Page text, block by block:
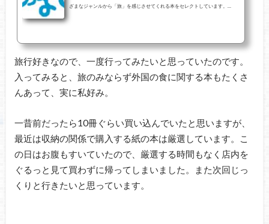
ざまなジャンルから「旅」を感じさせてくれる本をセレクトしています。
旅行好きなので、一度行ってみたいと思っていたのです。
入ってみると、旅のみならず外国の食に関する本もたくさ
んあって、実に私好み。
一昔前だったら10冊ぐらい買い込んでいたと思いますが、
最近は収納の関係で購入する紙の本は厳選しています。こ
の日はお腹もすいていたので、厳選する時間もなく店内を
ぐるっと見て買わずに帰ってしまいました。また次回じっ
くりと行きたいと思っています。